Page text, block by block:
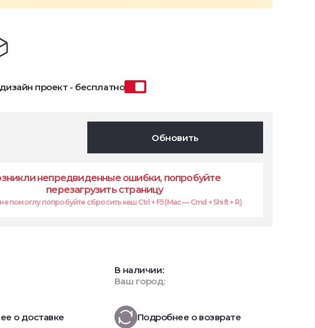
проект - бесплатно
Обновить
непредвиденные ошибки, попробуйте
перезагрузить страницу
помоглу попробуйте сбросить кеш Ctrl + F5 (Mac — Cmd + Shift + R)
В наличии:
Ваш город:
о доставке Подробнее о возврате